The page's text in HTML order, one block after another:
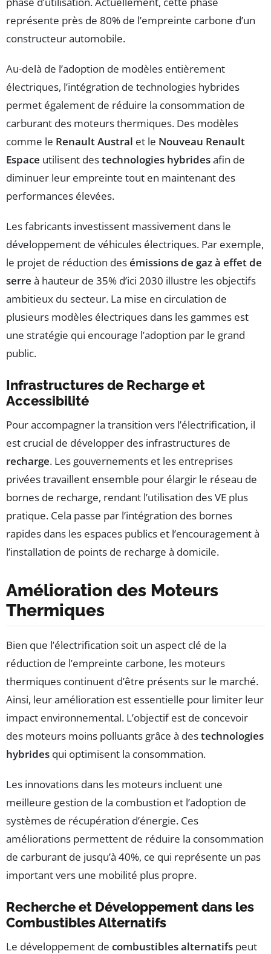
représente près de 80% de l’empreinte carbone d’un
constructeur automobile.
Au-delà de l’adoption de modèles entièrement
électriques, l’intégration de technologies hybrides
permet également de réduire la consommation de
carburant des moteurs thermiques. Des modèles
comme le Renault Austral et le Nouveau Renault
Espace utilisent destechnologies hybridesafin de
diminuer leur empreinte tout en maintenant des
performances élevées.
Les fabricants investissent massivement dans le
développement de véhicules électriques. Par exemple,
le projet de réduction desémissions de gaz à effet de
serre à hauteur de 35% d’ici 2030 illustre les objectifs
ambitieux du secteur. La mise en circulation de
plusieurs modèles électriques dans les gammes est
une stratégie qui encourage l’adoption par le grand
public.
Infrastructures de Recharge et
Accessibilité
Pour accompagner la transition vers l’électrification, il
est crucial de développer des infrastructures de
recharge. Les gouvernements et les entreprises
privées travaillent ensemble pour élargir le réseau de
bornes de recharge, rendant l’utilisation des VE plus
pratique. Cela passe par l’intégration des bornes
rapides dans les espaces publics et l’encouragement à
l’installation de points de recharge à domicile.
Amélioration des Moteurs
Thermiques
Bien que l’électrification soit un aspect clé de la
réduction de l’empreinte carbone, les moteurs
thermiques continuent d’être présents sur le marché.
Ainsi, leur amélioration est essentielle pour limiter leur
impact environnemental. L’objectif est de concevoir
des moteurs moins polluants grâce à destechnologies
hybrides qui optimisent la consommation.
Les innovations dans les moteurs incluent une
meilleure gestion de la combustion et l’adoption de
systèmes de récupération d’énergie. Ces
améliorations permettent de réduire la consommation
de carburant de jusqu’à 40%, ce qui représente un pas
important vers une mobilité plus propre.
Recherche et Développement dans les
Combustibles Alternatifs
Le développement de combustibles alternatifs peut